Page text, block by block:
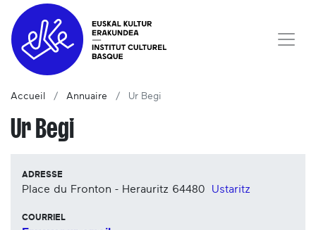
Accueil Annuaire Ur Begi
Ur Begi
ADRESSE
Place du Fronton - Herauritz 64480 Ustaritz
COURRIEL